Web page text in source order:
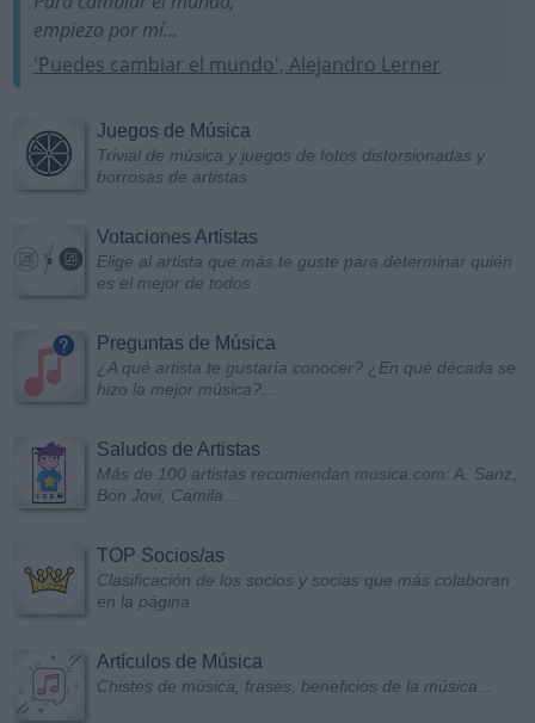
empiezo por mí...
'Puedes cambiar el mundo', Alejandro Lerner
Juegos de Música
Trivial de música y juegos de fotos distorsionadas y
borrosas de artistas
Votaciones Artistas
Elige al artista que más te guste para determinar quién
es el mejor de todos
Preguntas de Música
¿A qué artista te gustaría conocer? ¿En qué década se
hizo la mejor música?...
Saludos de Artistas
Más de 100 artistas recomiendan musica.com: A. Sanz,
Bon Jovi, Camila...
TOP Socios/as
Clasificación de los socios y socias que más colaboran
en la página
Artículos de Música
Chistes de música, frases, beneficios de la música...